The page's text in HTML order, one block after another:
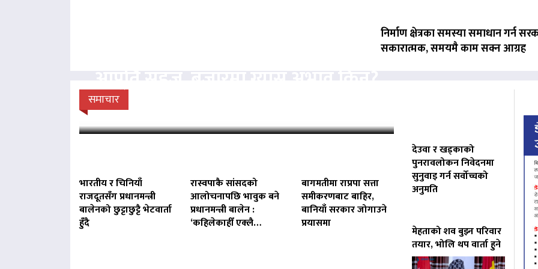
निर्माण क्षेत्रका समस्या समाधान गर्न
सकारात्मक, समयमै काम सक्न आग्रह
समाचार
भारतीय र चिनियाँ
राजदूतसँग प्रधानमन्त्री
बालेनको छुट्टाछुट्टै भेटवार्ता
हुँदै
रास्वपाकै सांसदको
आलोचनापछि भावुक बने
प्रधानमन्त्री बालेन :
‘कहिलेकाहीँ एक्लै…
बागमतीमा राप्रपा सत्ता
समीकरणबाट बाहिर,
बानियाँ सरकार जोगाउने
प्रयासमा
देउवा र खड्काको
पुनरावलोकन निवेदनमा
सुनुवाइ गर्न सर्वोच्चको
अनुमति
मेहताको शव बुझ्न परिवार
तयार, भोलि थप वार्ता हुने